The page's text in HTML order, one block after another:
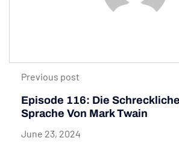
Previous post
Episode 116: Die
Sprache Von Mark Twain
June 23, 2024